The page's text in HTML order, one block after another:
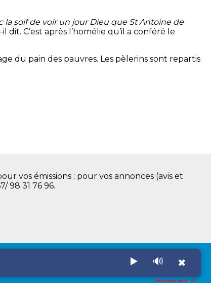
la soif de voir un jour Dieu que St Antoine de
dit. C’est après l’homélie qu’il a conféré le
du pain des pauvres. Les pèlerins sont repartis
vos émissions ; pour vos annonces (avis et
98 31 76 96.
▶️ 🔊 ✖
Développé par OTIYA